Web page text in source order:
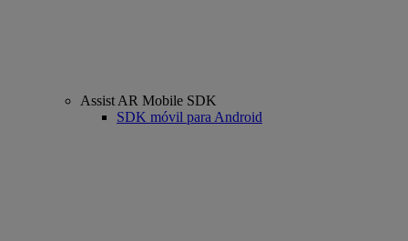
Assist AR Mobile SDK
SDK móvil para Android